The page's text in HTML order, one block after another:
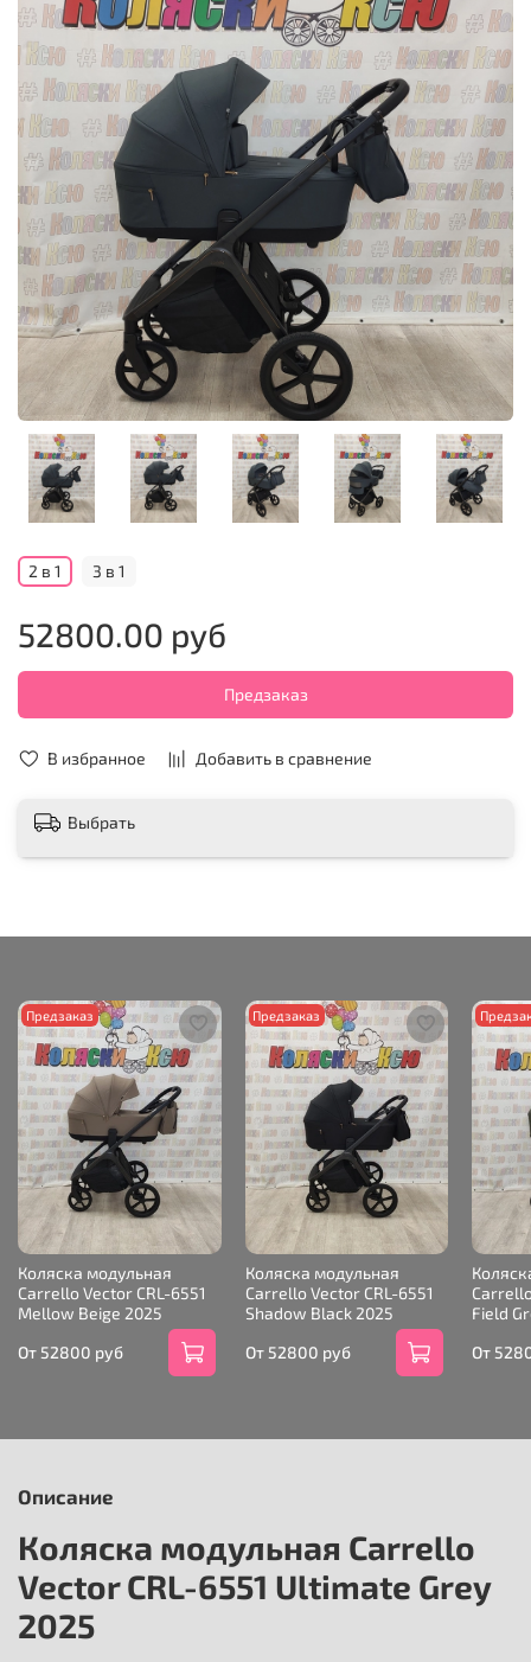
В избранное Добавить в сравнение
2 в 1 3 в 1
52800.00 руб
Предзаказ
Выбрать
Предзаказ
Коляска модульная
Carrello Vector CRL-6551
Mellow Beige 2025
От 52800 руб
Предзаказ
Коляска модульная
Carrello Vector CRL-6551
Shadow Black 2025
От 52800 руб
Field
От
Описание
Коляска модульная Carrello
Vector CRL-6551 Ultimate Grey
2025